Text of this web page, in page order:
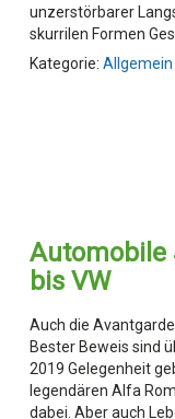
unzerstörbarer
skurrilen Formen
Kategorie: Allgemein
Automobile
bis VW
Auch die
Bester Beweis sind
2019 Gelegenheit
legendären Alfa
dabei. Aber auch